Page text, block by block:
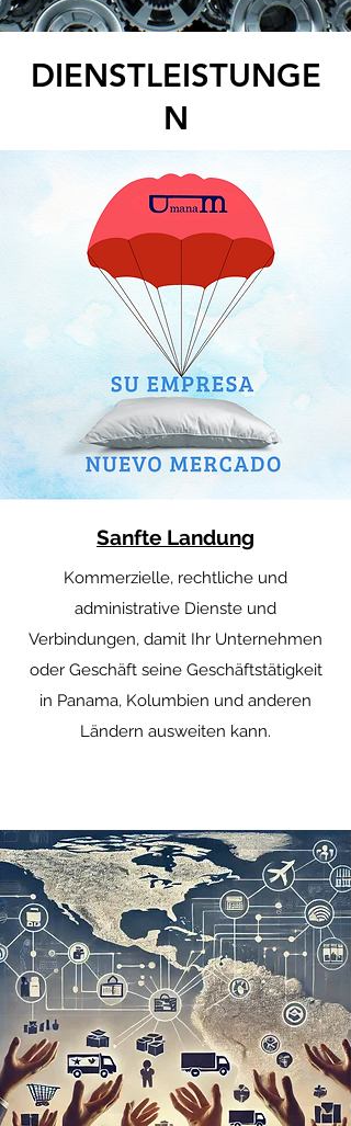
DIENSTLEISTUNGE
N
Sanfte Landung
Kommerzielle, rechtliche und
administrative Dienste und
Verbindungen, damit Ihr Unternehmen
oder Geschäft seine Geschäftstätigkeit
in Panama, Kolumbien und anderen
Ländern ausweiten kann.